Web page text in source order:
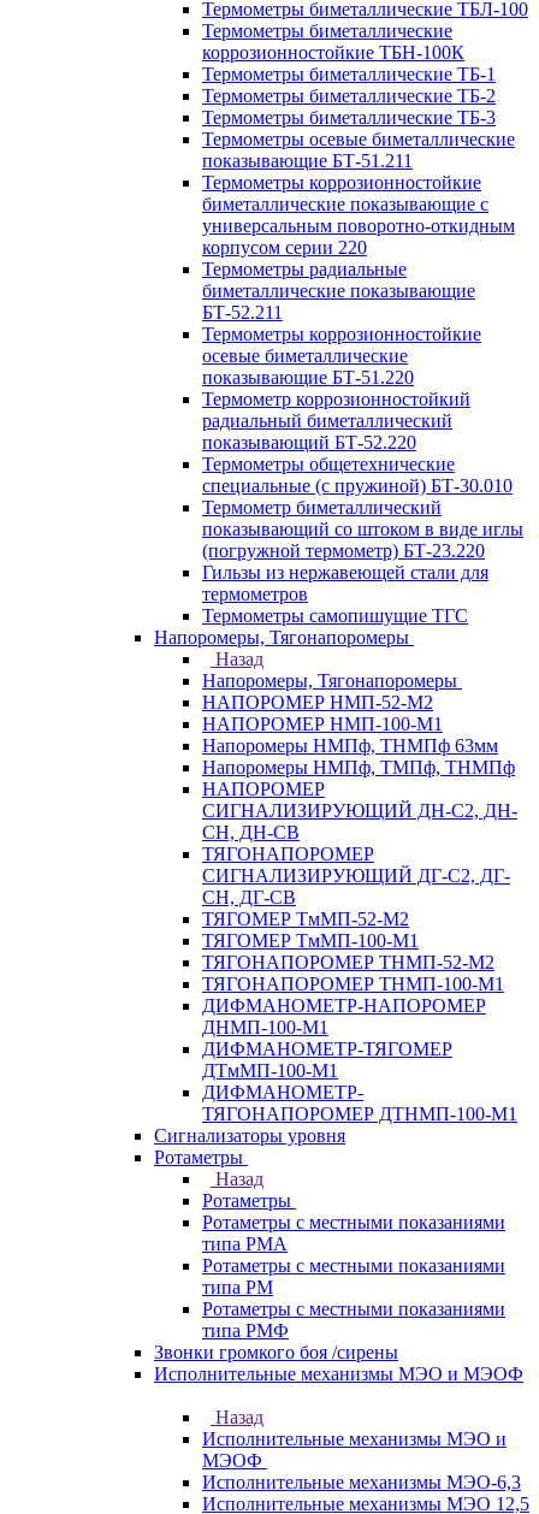
Термометры биметаллические ТБЛ-100
Термометры биметаллические
коррозионностойкие ТБН-100К
Термометры биметаллические ТБ-1
Термометры биметаллические ТБ-2
Термометры биметаллические ТБ-3
Термометры осевые биметаллические
показывающие БТ-51.211
Термометры коррозионностойкие
биметаллические показывающие с
универсальным поворотно-откидным
корпусом серии 220
Термометры радиальные
биметаллические показывающие
БТ-52.211
Термометры коррозионностойкие
осевые биметаллические
показывающие БТ-51.220
Термометр коррозионностойкий
радиальный биметаллический
показывающий БТ-52.220
Термометры общетехнические
специальные (с пружиной) БТ-30.010
Термометр биметаллический
показывающий со штоком в виде иглы
(погружной термометр) БТ-23.220
Гильзы из нержавеющей стали для
термометров
Термометры самопишущие ТГС
Напоромеры, Тягонапоромеры
Назад
Напоромеры, Тягонапоромеры
НАПОРОМЕР НМП-52-М2
НАПОРОМЕР НМП-100-М1
Напоромеры НМПф, ТНМПф 63мм
Напоромеры НМПф, ТМПф, ТНМПф
НАПОРОМЕР
СИГНАЛИЗИРУЮЩИЙ ДН-С2, ДН-
СН, ДН-СВ
ТЯГОНАПОРОМЕР
СИГНАЛИЗИРУЮЩИЙ ДГ-С2, ДГ-
СН, ДГ-СВ
ТЯГОМЕР ТмМП-52-М2
ТЯГОМЕР ТмМП-100-М1
ТЯГОНАПОРОМЕР ТНМП-52-М2
ТЯГОНАПОРОМЕР ТНМП-100-М1
ДИФМАНОМЕТР-НАПОРОМЕР
ДНМП-100-М1
ДИФМАНОМЕТР-ТЯГОМЕР
ДТмМП-100-М1
ДИФМАНОМЕТР-
ТЯГОНАПОРОМЕР ДТНМП-100-М1
Сигнализаторы уровня
Ротаметры
Назад
Ротаметры
Ротаметры с местными показаниями
типа РМА
Ротаметры с местными показаниями
типа РМ
Ротаметры с местными показаниями
типа РМФ
Звонки громкого боя /сирены
Исполнительные механизмы МЭО и МЭОФ
Назад
Исполнительные механизмы МЭО и
МЭОФ
Исполнительные механизмы МЭО-6,3
Исполнительные механизмы МЭО 12,5